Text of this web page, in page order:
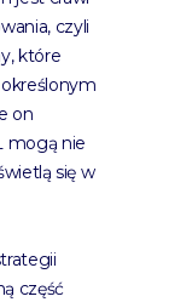
czyli
które
on
mogą nie
się w
część